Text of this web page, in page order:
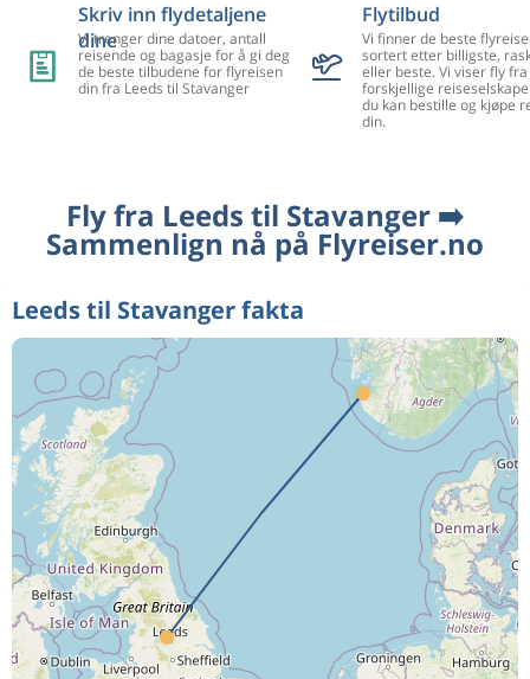
Skriv inn flydetaljene
dine
Vi trenger dine datoer, antall
reisende og bagasje for å gi deg
de beste tilbudene for flyreisen
din fra Leeds til Stavanger
Flytilbud
Vi finner de beste
sortert etter billigste,
eller beste. Vi viser fly
forskjellige
du kan bestille og kjøpe
din.
Fly fra Leeds til Stavanger ➡️
Sammenlign nå på Flyreiser.no
Leeds til Stavanger fakta